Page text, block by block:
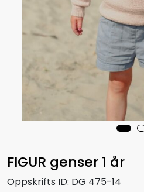
FIGUR genser 1 år
Oppskrifts ID: DG 475-14